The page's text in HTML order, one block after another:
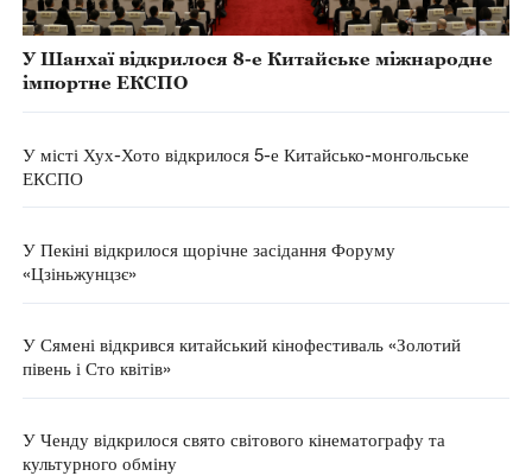
У Шанхаї відкрилося 8-е Китайське міжнародне
імпортне ЕКСПО
У місті Хух-Хото відкрилося 5-е Китайсько-монгольське
ЕКСПО
У Пекіні відкрилося щорічне засідання Форуму
«Цзіньжунцзє»
У Сямені відкрився китайський кінофестиваль «Золотий
півень і Сто квітів»
У Ченду відкрилося свято світового кінематографу та
культурного обміну